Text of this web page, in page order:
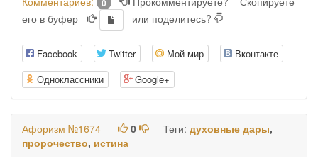
0
его в буфер
или поделитесь?
Facebook Twitter Мой мир
Вконтакте
Одноклассники
Google+
Афоризм №1674 0 Теги: духовные дары,
пророчество, истина